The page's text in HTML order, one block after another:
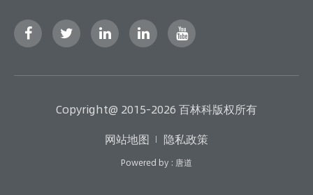
Copyright@ 2015-2026 百林科版权所有
网站地图
隐私政策
Powered by : 唐道